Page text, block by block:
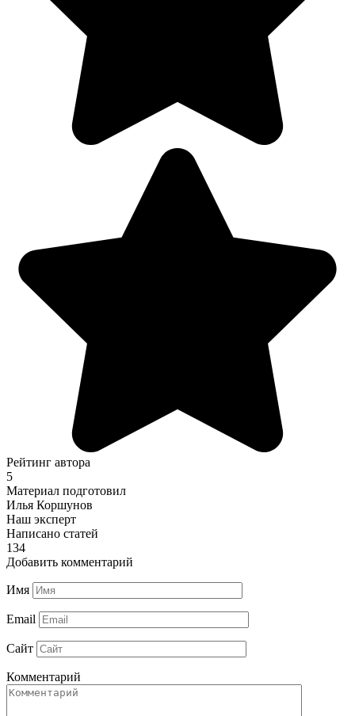
Рейтинг автора
5
Материал подготовил
Илья Коршунов
Наш эксперт
Написано статей
134
Добавить комментарий
Имя
Email
Сайт
Комментарий